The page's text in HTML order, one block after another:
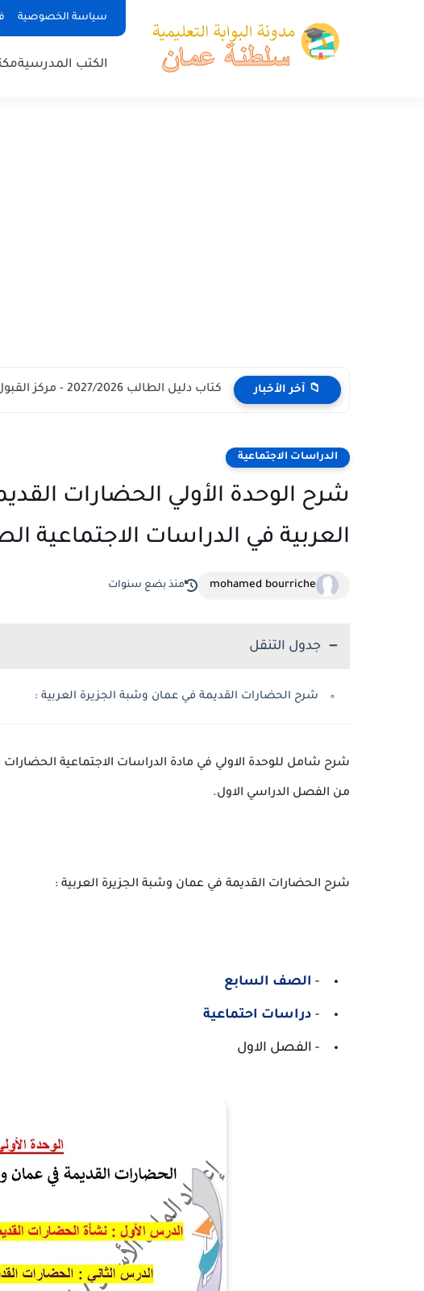
سياسة الخصوصية
الكتب المدرسية
📁 آخر الأخبار كتاب دليل الطالب 2027/2026 - مركز القبول الموحد وزارة التعليم...
الدراسات الاجتماعية
شرح الوحدة الأولي الحضارات
العربية في الدراسات الاجتماعية
mohamed bourriche منذ بضع سنوات
جدول التنقل
شرح الحضارات القديمة في عمان وشبة الجزيرة العربية :
شرح شامل للوحدة الاولي في مادة الدراسات الاجتماعية
من الفصل الدراسي الاول.
شرح الحضارات القديمة في عمان وشبة الجزيرة العربية :
- الصف السابع
- دراسات احتماعية
- الفصل الاول